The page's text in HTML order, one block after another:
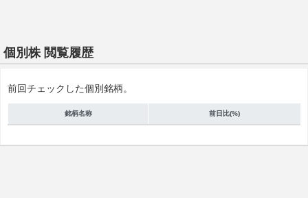
個別株 閲覧履歴
前回チェックした個別銘柄。
銘柄名称 前日比(%)